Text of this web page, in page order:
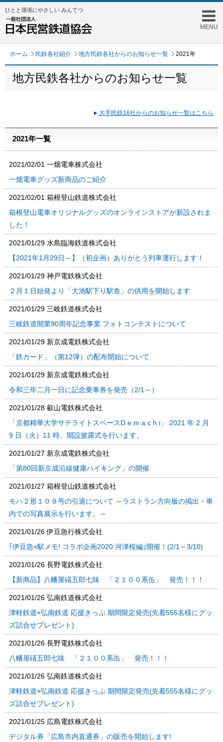
MENU
ひとと環境にやさしい みんてつ
ホーム 民鉄各社紹介 地方民鉄各社からのお知らせ一覧 2021年
地方民鉄各社からのお知らせ一覧
大手民鉄16社からのお知らせ一覧はこちら
2021年一覧
2021/02/01 一畑電車株式会社
一畑電車グッズ新商品のご紹介
2021/02/01 箱根登山鉄道株式会社
箱根登山電車オリジナルグッズのオンラインストアが新設されま
した！
2021/01/29 水島臨海鉄道株式会社
【2021年1月29日～】（初企画）ありがとう列車運行します！
2021/01/29 神戸電鉄株式会社
２月１日始発より「大池駅下り駅舎」の供用を開始します
2021/01/29 三岐鉄道株式会社
三岐鉄道開業90周年記念事業 フォトコンテストについて
2021/01/29 新京成電鉄株式会社
「鉄カード」（第12弾）の配布開始について
2021/01/29 新京成電鉄株式会社
令和三年二月一日に記念乗車券を発売（2/1～）
2021/01/28 叡山電鉄株式会社
「京都精華大学サテライトスペースD e m a c h i」 2021 年 2 月
9 日（火）11 時、開設披露式を行います。
2021/01/27 新京成電鉄株式会社
「第80回新京成沿線健康ハイキング」の開催
2021/01/27 箱根登山鉄道株式会社
モハ２形１０９号の引退について ～ラストラン方向板の掲出・車
内での写真展示を行います。～
2021/01/26伊豆急行株式会社
｢伊豆急×駅メモ! コラボ企画2020 河津桜編｣開催！(2/1～3/10)
2021/01/26 長野電鉄株式会社
【新商品】八幡屋礒五郎七味 「２１００系缶」 発売！！！
2021/01/26 弘南鉄道株式会社
津軽鉄道×弘南鉄道 応援きっぷ 期間限定発売(先着555名様にグッ
ズ詰合せプレゼント)
2021/01/26 長野電鉄株式会社
八幡屋礒五郎七味 「２１００系缶」 発売！！！
2021/01/26 弘南鉄道株式会社
津軽鉄道×弘南鉄道 応援きっぷ 期間限定発売(先着555名様にグッ
ズ詰合せプレゼント)
2021/01/25 広島電鉄株式会社
デジタル券「広島市内直通券」の販売を開始します!